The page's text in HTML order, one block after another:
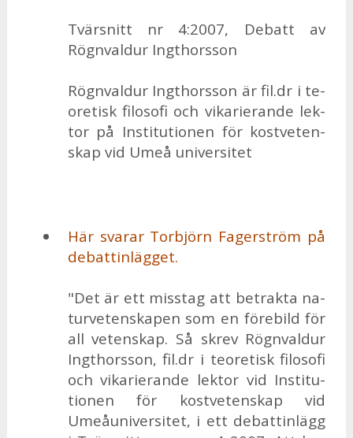
Tvär­snitt nr 4:2007, De­batt av
Rögn­val­dur Ingt­hors­son
Rögn­val­dur Ingt­hors­son är fil.dr i te­
o­re­tisk fi­lo­so­fi och vi­ka­ri­e­ran­de lek­
tor på In­sti­tu­tio­nen för kost­ve­ten­
skap vid Umeå uni­ver­si­tet
Här sva­rar Tor­björn Fa­ger­ström på
de­bat­tin­läg­get.
"Det är ett miss­tag att be­trak­ta na­
tur­ve­ten­ska­pen som en fö­re­bild för
all ve­ten­skap. Så skrev Rögn­val­dur
Ingt­hors­son, fil.dr i te­o­re­tisk fi­lo­so­fi
och vi­ka­ri­e­ran­de lek­tor vid In­sti­tu­
tio­nen för kost­ve­ten­skap vid
Umeåu­ni­ver­si­tet, i ett de­bat­tin­lägg